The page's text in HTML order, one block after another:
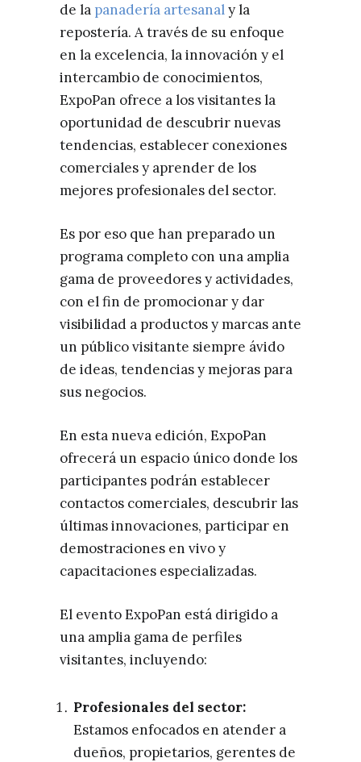
de la panadería artesanaly la
repostería. A través de su enfoque
en la excelencia, la innovación y el
intercambio de conocimientos,
ExpoPan ofrece a los visitantes la
oportunidad de descubrir nuevas
tendencias, establecer conexiones
comerciales y aprender de los
mejores profesionales del sector.
Es por eso que han preparado un
programa completo con una amplia
gama de proveedores y actividades,
con el fin de promocionar y dar
visibilidad a productos y marcas ante
un público visitante siempre ávido
de ideas, tendencias y mejoras para
sus negocios.
En esta nueva edición, ExpoPan
ofrecerá un espacio único donde los
participantes podrán establecer
contactos comerciales, descubrir las
últimas innovaciones, participar en
demostraciones en vivo y
capacitaciones especializadas.
El evento ExpoPan está dirigido a
una amplia gama de perfiles
visitantes, incluyendo:
Profesionales del sector:
Estamos enfocados en atender a
dueños, propietarios, gerentes de